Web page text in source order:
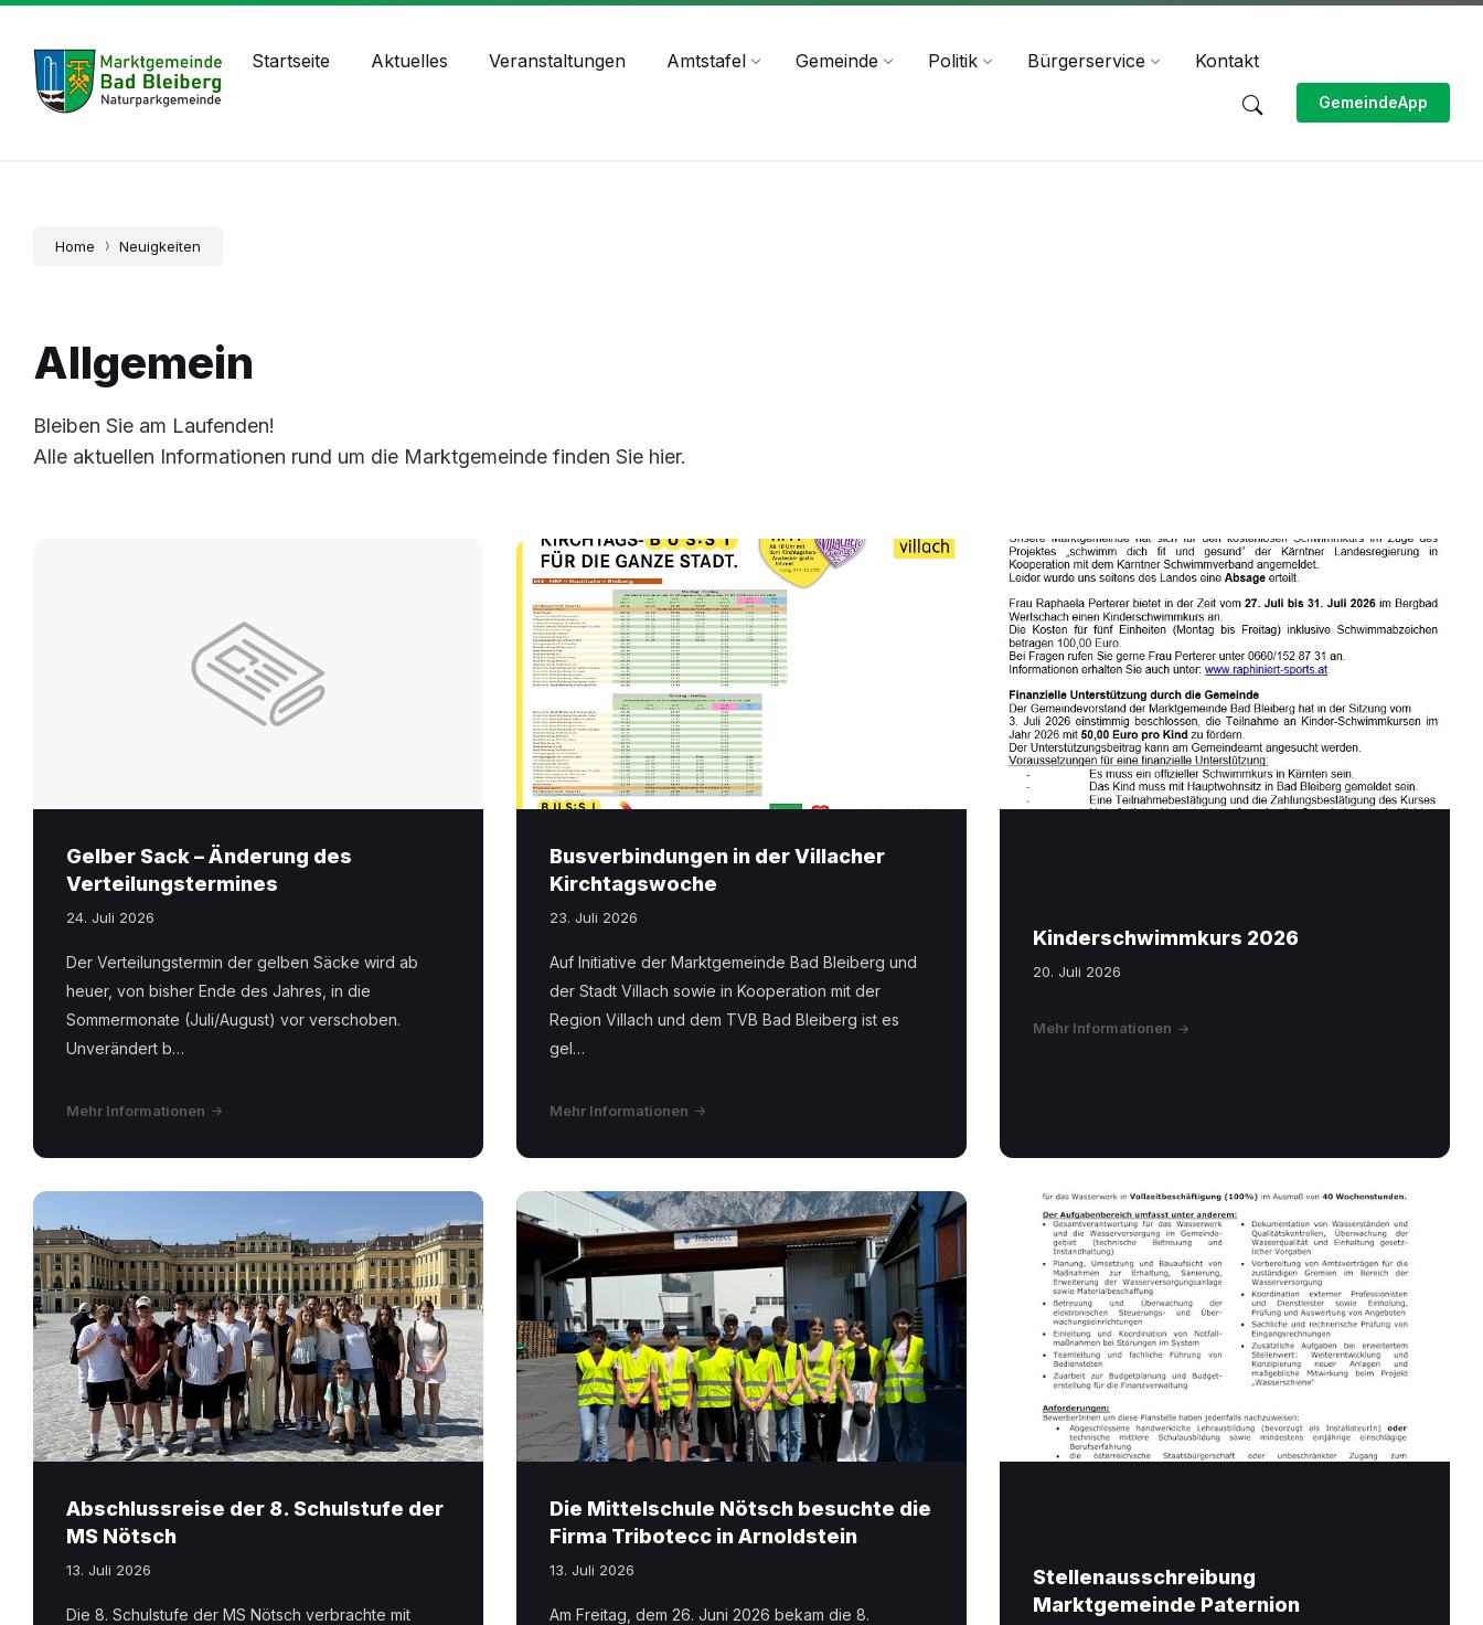
Skip
content
Skip
main
navigation
Skip
footer
Startseite Aktuelles Veranstaltungen Amtstafel Gemeinde Politik Bürgerservice Kontakt
GemeindeApp
Home Neuigkeiten
Allgemein
Bleiben Sie am Laufenden!
Alle aktuellen Informationen rund um die Marktgemeinde finden Sie hier.
Gelber Sack – Änderung des
Verteilungstermines
24. Juli 2026
Der Verteilungstermin der gelben Säcke wird ab
heuer, von bisher Ende des Jahres, in die
Sommermonate (Juli/August) vor verschoben.
Unverändert b…
Mehr Informationen
Kirchtagsbus
2026.pdf
Busverbindungen in der Villacher
Kirchtagswoche
23. Juli 2026
Auf Initiative der Marktgemeinde Bad Bleiberg und
der Stadt Villach sowie in Kooperation mit der
Region Villach und dem TVB Bad Bleiberg ist es
gel…
Mehr Informationen
Schwimmkurs
2026.jpg
Kinderschwimmkurs 2026
20. Juli 2026
Mehr Informationen
MS
Nötsch
Wien
01.png
Abschlussreise der 8. Schulstufe der
MS Nötsch
13. Juli 2026
Die 8. Schulstufe der MS Nötsch verbrachte mit
MS
Nötsch_Tribotecc.png
Die Mittelschule Nötsch besuchte die
Firma Tribotecc in Arnoldstein
13. Juli 2026
Am Freitag, dem 26. Juni 2026 bekam die 8.
Stellenausschreibung
Wasserwerk
Betriebsleiter
2026.pdf
Stellenausschreibung
Marktgemeinde Paternion